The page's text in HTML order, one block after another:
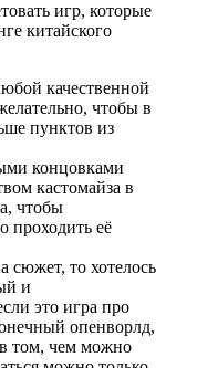
игр, которые
китайского
качественной
чтобы в
пунктов из
концовками
кастомайза в
чтобы
проходить её
сюжет, то хотелось
и
это игра про
опенворлд,
в том, чем можно